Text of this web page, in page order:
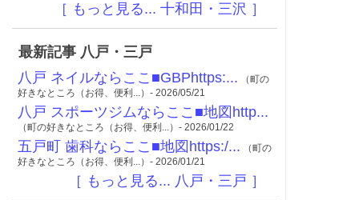
［ もっと見る... 十和田・三沢 ］
最新記事 八戸・三戸
八戸 ネイルならここ■GBPhttps:... （町の
好きなところ（お得、便利...）- 2026/05/21
八戸 スポーツジムならここ■地図http...
（町の好きなところ（お得、便利...）- 2026/01/22
五戸町 歯科ならここ■地図https:/... （町の
好きなところ（お得、便利...）- 2026/01/21
［ もっと見る... 八戸・三戸 ］